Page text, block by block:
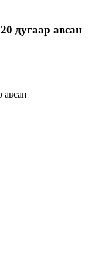
дугаар авсан
авсан